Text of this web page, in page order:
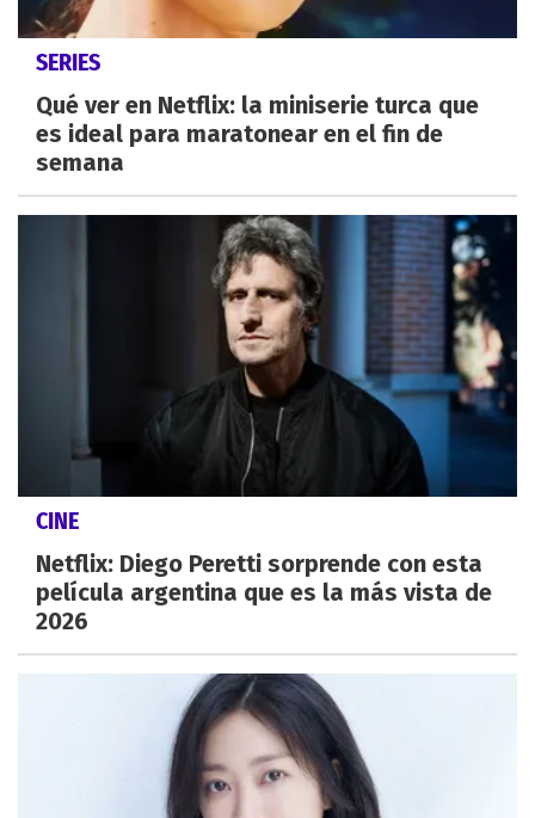
SERIES
Qué ver en Netflix: la miniserie turca que
es ideal para maratonear en el fin de
semana
CINE
Netflix: Diego Peretti sorprende con esta
película argentina que es la más vista de
2026